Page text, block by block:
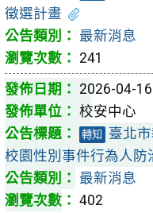
徵選計畫
最新消息
241
2026-04-16
校安中心
轉知
臺北
校園性別事件行為人防
最新消息
402